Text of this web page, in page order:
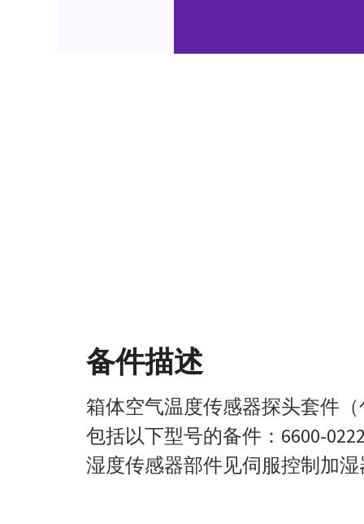
备件描述
箱体空气温度传感器探头套件
包括以下型号的备件：6600-
湿度传感器部件见伺服控制加